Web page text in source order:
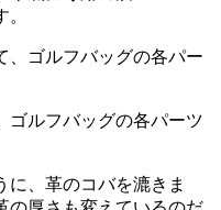
ゴルフバッグの各パーツ